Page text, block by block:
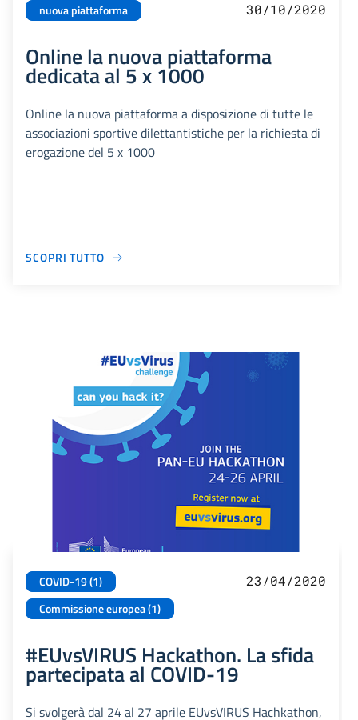
nuova piattaforma 30/10/2020
Online la nuova piattaforma
dedicata al 5 x 1000
Online la nuova piattaforma a disposizione di tutte le
associazioni sportive dilettantistiche per la richiesta di
erogazione del 5 x 1000
SCOPRI TUTTO
COVID-19 (1)
Commissione europea (1)
23/04/2020
#EUvsVIRUS Hackathon. La sfida
partecipata al COVID-19
Si svolgerà dal 24 al 27 aprile EUvsVIRUS Hachkathon,